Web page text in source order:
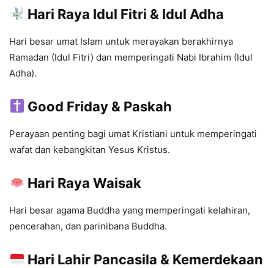
Hari Raya Idul Fitri & Idul Adha
Hari besar umat Islam untuk merayakan berakhirnya
Ramadan (Idul Fitri) dan memperingati Nabi Ibrahim (Idul
Adha).
Good Friday & Paskah
Perayaan penting bagi umat Kristiani untuk memperingati
wafat dan kebangkitan Yesus Kristus.
Hari Raya Waisak
Hari besar agama Buddha yang memperingati kelahiran,
pencerahan, dan parinibana Buddha.
Hari Lahir Pancasila & Kemerdekaan